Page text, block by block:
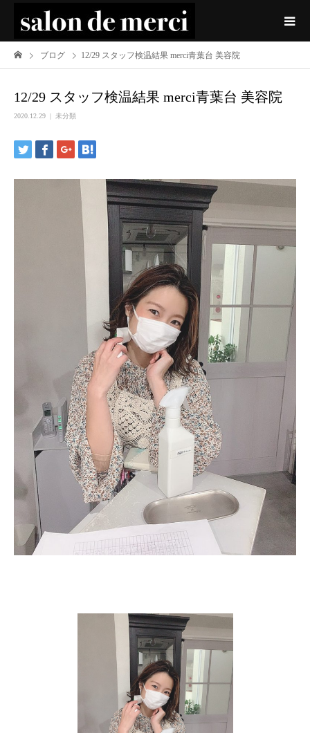
ブログ 12/29 スタッフ検温結果 merci青葉台 美容院
12/29 スタッフ検温結果 merci青葉台 美容院
2020.12.29 未分類